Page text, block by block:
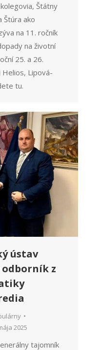
Štátny
Štúra ako
na 11. ročník
na životní
25. a 26.
Lipová-
tu.
ústav
odborník z
2025
tajomník